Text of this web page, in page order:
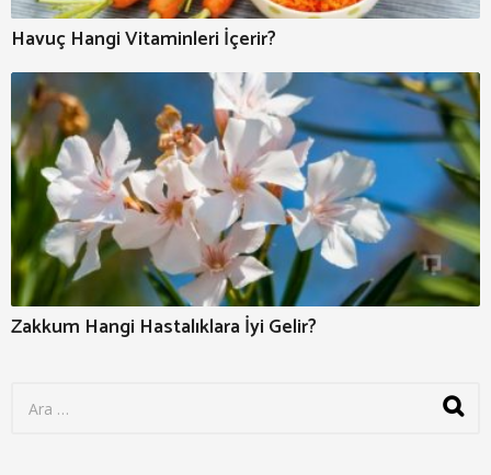
Havuç Hangi Vitaminleri İçerir?
Zakkum Hangi Hastalıklara İyi Gelir?